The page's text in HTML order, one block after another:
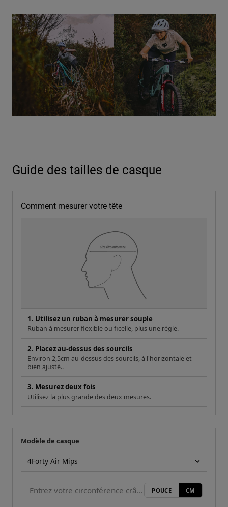
Guide des tailles de casque
Comment mesurer votre tête
1. Utilisez un ruban à mesurer souple
Ruban à mesurer flexible ou ficelle, plus une règle.
2. Placez au-dessus des sourcils
Environ 2,5cm au-dessus des sourcils, à l'horizontale et
bien ajusté..
3. Mesurez deux fois
Utilisez la plus grande des deux mesures.
Votre mesure
Modèle de casque
POUCE CM